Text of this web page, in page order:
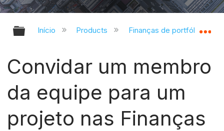
Expandir/recolher hierarquia
Início Products Finanças de portfólio e
Convidar um membro
da equipe para um
projeto nas Finanças